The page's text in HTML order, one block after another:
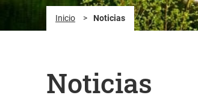
Inicio > Noticias
Noticias